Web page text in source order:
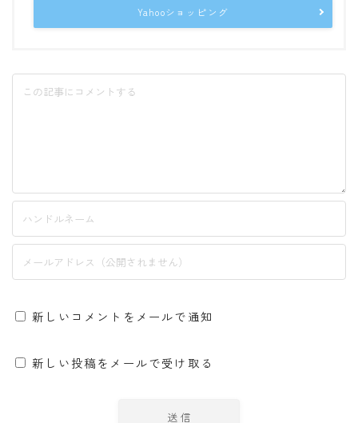
Yahooショッピング
新しいコメントをメールで通知
新しい投稿をメールで受け取る